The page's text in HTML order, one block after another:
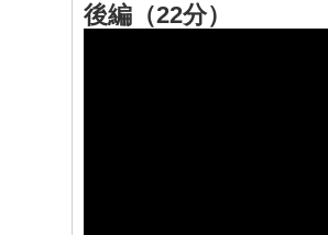
後編（22分）